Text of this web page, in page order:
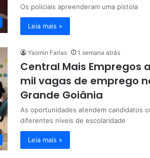
Os policiais apreenderam uma pistola
Leia mais »
Yasmin Farias 1 semana atrás
Central Mais Empregos
mil vagas de emprego
Grande Goiânia
As oportunidades atendem candidatos
diferentes níveis de escolaridade
Leia mais »